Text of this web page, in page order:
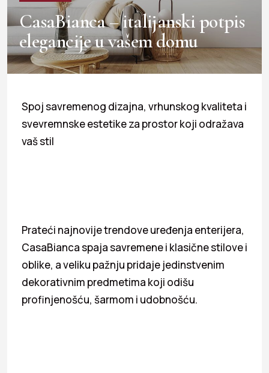
CasaBianca – italijanski potpis
elegancije u vašem domu
Spoj savremenog dizajna, vrhunskog kvaliteta i
svevremnske estetike za prostor koji odražava
vaš stil
Prateći najnovije trendove uređenja enterijera,
CasaBianca spaja savremene i klasične stilove i
oblike, a veliku pažnju pridaje jedinstvenim
dekorativnim predmetima koji odišu
profinjenošću, šarmom i udobnošću.